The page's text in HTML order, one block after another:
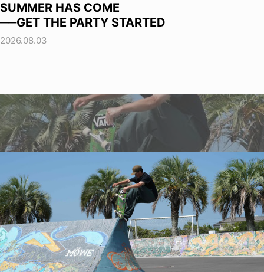
SUMMER HAS COME
──GET THE PARTY STARTED
2026.08.03